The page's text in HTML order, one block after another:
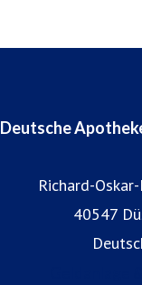
Deutsche
Richard-
40547